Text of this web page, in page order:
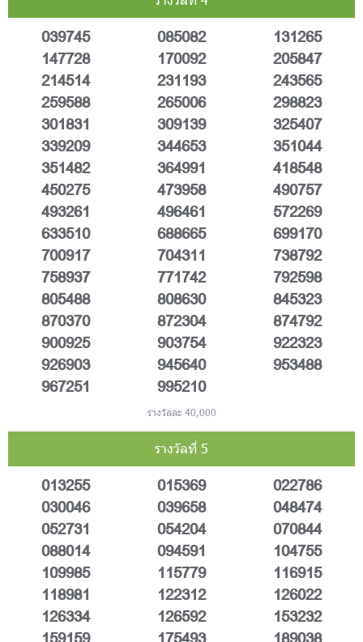
039745 085082 131265
147728 170092 205847
214514 231193 243565
259588 265006 298823
301831 309139 325407
339209 344653 351044
351482 364991 418548
450275 473958 490757
493261 496461 572269
633510 688665 699170
700917 704311 738792
758937 771742 792598
805488 808630 845323
870370 872304 874792
900925 903754 922323
926903 945640 953488
967251 995210
รางวัลละ 40,000
รางวัลที่ 5
013255 015369 022786
030046 039658 048474
052731 054204 070844
088014 094591 104755
109985 115779 116915
118981 122312 126022
126334 126592 153232